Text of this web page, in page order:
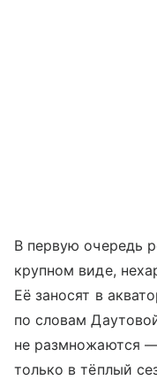
В первую очередь
крупном виде,
Её заносят в
по словам
не размножаются —
только в тёплый